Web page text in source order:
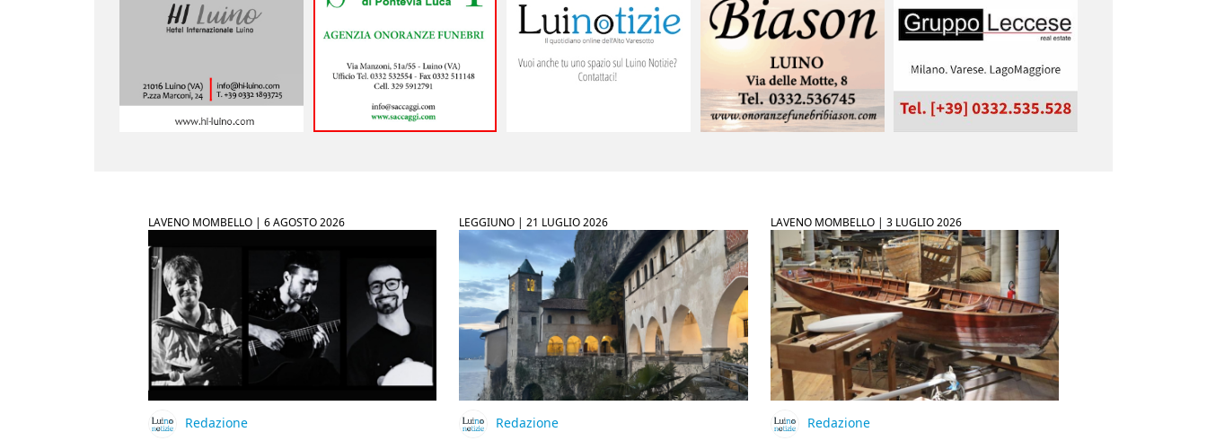
LAVENO MOMBELLO | 6 AGOSTO 2026
Redazione
LEGGIUNO |21 LUGLIO 2026
Redazione
LAVENO MOMBELLO | 3 LUGLIO 2026
Redazione